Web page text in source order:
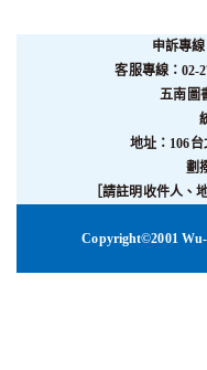
申訴專線
客服專線：02-
五南圖
地址：106
劃
［請註明收件人、
Copyright©2001